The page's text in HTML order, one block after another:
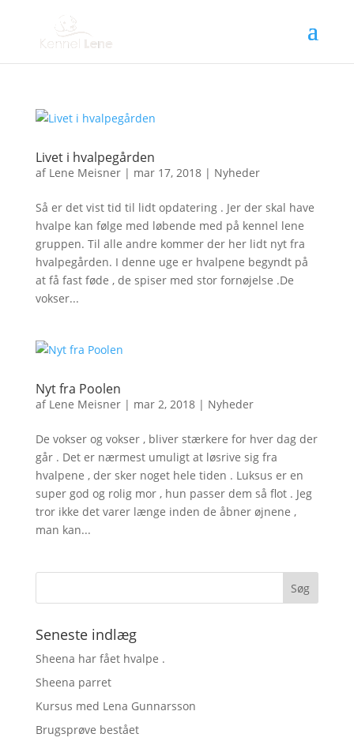
Livet i hvalpegården
af Lene Meisner| mar 17, 2018| Nyheder
Så er det vist tid til lidt opdatering . Jer der skal have
hvalpe kan følge med løbende med på kennel lene
gruppen. Til alle andre kommer der her lidt nyt fra
hvalpegården. I denne uge er hvalpene begyndt på
at få fast føde , de spiser med stor fornøjelse .De
vokser...
Nyt fra Poolen
af Lene Meisner| mar 2, 2018| Nyheder
De vokser og vokser , bliver stærkere for hver dag der
går . Det er nærmest umuligt at løsrive sig fra
hvalpene , der sker noget hele tiden . Luksus er en
super god og rolig mor , hun passer dem så flot . Jeg
tror ikke det varer længe inden de åbner øjnene ,
man kan...
Seneste indlæg
Sheena har fået hvalpe .
Sheena parret
Kursus med Lena Gunnarsson
Brugsprøve bestået